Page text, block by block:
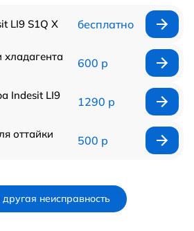
LI9 S1Q X бесплатно
хладагента
600 р
Indesit LI9
1290 р
оттайки
500 р
неисправность